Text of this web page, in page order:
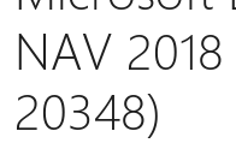
NAV
20348)